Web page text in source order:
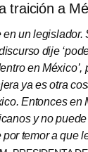
traición a
en un legislador.
dije
en México’,
ya es otra
Entonces en
y no
temor a que